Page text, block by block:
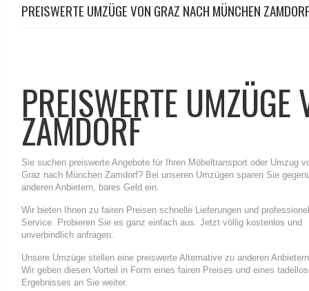
PREISWERTE UMZÜGE VON GRAZ NACH MÜNCHEN
PREISWERTE
ZAMDORF
Sie suchen preiswerte Angebote für Ihren Möbeltransport oder Umzug
Graz nach München Zamdorf? Bei unseren Umzügen sparen Sie
anderen Anbietern, bares Geld ein.
Wir bieten Ihnen zu fairen Preisen schnelle Lieferungen und
Service. Probieren Sie es ganz einfach aus. Jetzt völlig kostenlos und
unverbindlich anfragen.
Unsere Umzüge stellen eine preiswerte Alternative zu anderen
Wir geben diesen Vorteil in Form eines fairen Preises und eines
Ergebnisses an Sie weiter.